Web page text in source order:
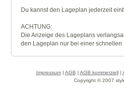
Du kannst den Lageplan jederzeit
ACHTUNG:
Die Anzeige des Lageplans
den Lageplan nur bei einer
Impressum| AGB | AGB kommerziell|
Copyright © 2007